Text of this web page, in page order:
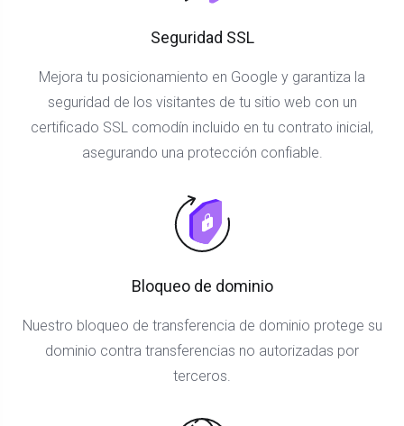
Seguridad SSL
Mejora tu posicionamiento en Google y garantiza la
seguridad de los visitantes de tu sitio web con un
certificado SSL comodín incluido en tu contrato inicial,
asegurando una protección confiable.
Bloqueo de dominio
Nuestro bloqueo de transferencia de dominio protege su
dominio contra transferencias no autorizadas por
terceros.